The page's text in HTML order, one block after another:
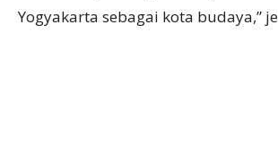
Yogyakarta sebagai kota budaya,”